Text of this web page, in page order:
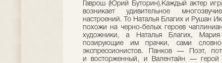
Гаврош (Юрий Буторин).Каждый актер
возникает удивительное
настроений. То Наталья Благих и Рушан
похожи на черно-белых героев
художники, а Наталья Благих,
позирующие им прачки, сами
экспрессионистов. Панков — Поэт,
и восторженный, и Валентайн — герой